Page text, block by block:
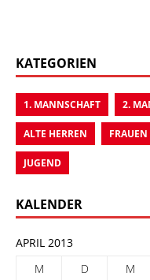
KATEGORIEN
1. MANNSCHAFT 2.
ALTE HERREN
JUGEND
KALENDER
APRIL 2013
M
D M